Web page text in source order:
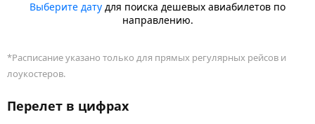
Выберите дату для поиска дешевых авиабилетов по
направлению.
*Расписание указано только для прямых регулярных рейсов и
лоукостеров.
Перелет в цифрах